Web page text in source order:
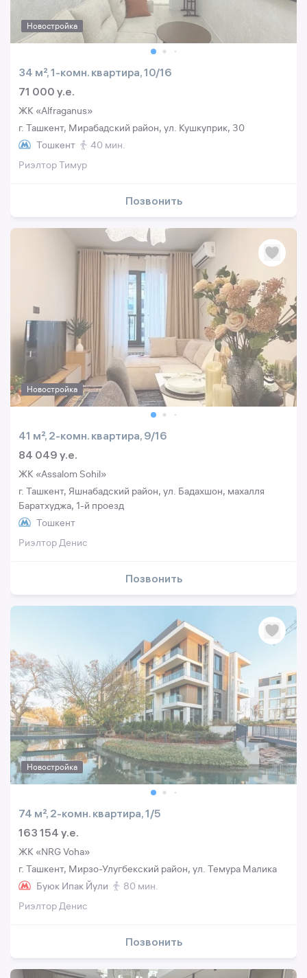
Новостройка
34 м², 1-комн. квартира, 10/16
71 000 y.e.
ЖК «Alfraganus»
г. Ташкент, Мирабадский район, ул. Кушкуприк, 30
Тошкент
40 мин.
Риэлтор Тимур
Позвонить
Новостройка
41 м², 2-комн. квартира, 9/16
84 049 y.e.
ЖК «Assalom Sohil»
г. Ташкент, Яшнабадский район, ул. Бадахшон, махалля
Баратхуджа, 1-й проезд
Тошкент
Риэлтор Денис
Позвонить
Новостройка
74 м², 2-комн. квартира, 1/5
163 154 y.e.
ЖК «NRG Voha»
г. Ташкент, Мирзо-Улугбекский район, ул. Темура Малика
Буюк Ипак Йули
80 мин.
Риэлтор Денис
Позвонить